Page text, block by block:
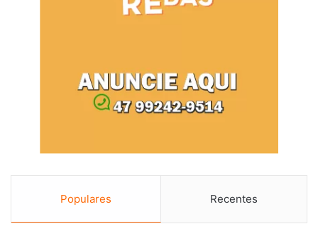
Populares Recentes